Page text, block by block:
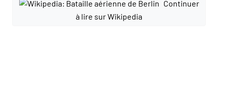
Continuer
à lire sur Wikipedia